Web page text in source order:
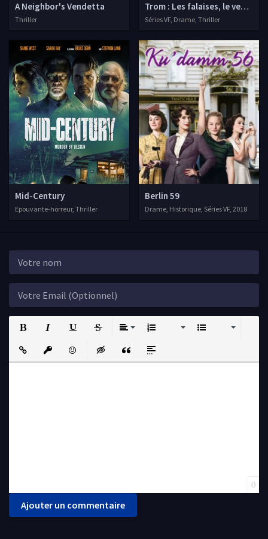
A Neighbor's Vendetta
Thriller
Trom : Les falaises, le vent et
Séries VF, Drame, Thriller
Mid-Century
Epouvante-horreur, Thriller
Berlin 59
Drame, Historique, Séries VF, 2018
Strikethrough
Insert LinkInsert protected link
EmoticonsInsert hidden text
Insert QuoteInsert spoiler
0
Ajouter un commentaire